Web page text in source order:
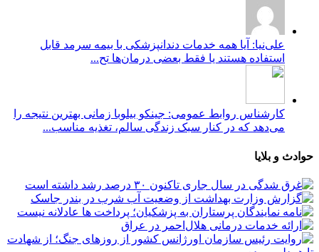
علی‌نیا: آیا همه خدمات دندانپزشکی با بیمه سرمد قابل
استفاده هستند یا فقط بعضی درمان‌ها تح...
کارشناس روابط عمومی: جینکو بیلوبا زمانی بهترین نتیجه را
می‌دهد که در کنار سبک زندگی سالم، تغذیه مناسب...
حوادث و بلایا